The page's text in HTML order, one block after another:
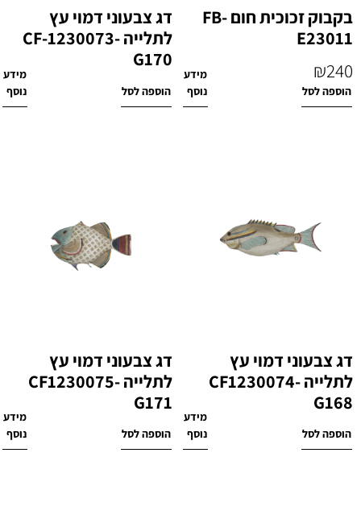
בקבוק זכוכית חום FB-
E23011
₪240
הוספה לסל
מידע
נוסף
דג צבעוני דמוי עץ
לתלייה CF-1230073-
G170
₪220
הוספה לסל
מידע
נוסף
דג צבעוני דמוי עץ
לתלייה CF1230074-
G168
₪200
הוספה לסל
מידע
נוסף
דג צבעוני דמוי עץ
לתלייה CF1230075-
G171
₪180
הוספה לסל
מידע
נוסף